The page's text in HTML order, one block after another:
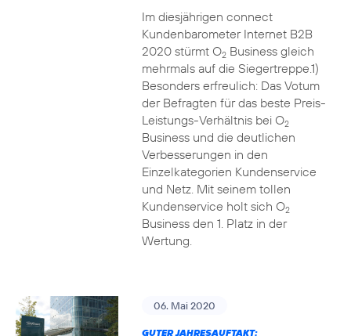
Im diesjährigen connect
Kundenbarometer Internet B2B
2020 stürmt O2Business gleich
mehrmals auf die Siegertreppe.1)
Besonders erfreulich: Das Votum
der Befragten für das beste Preis-
Leistungs-Verhältnis bei O2
Business und die deutlichen
Verbesserungen in den
Einzelkategorien Kundenservice
und Netz. Mit seinem tollen
Kundenservice holt sich O2
Business den 1. Platz in der
Wertung.
06. Mai 2020
GUTER JAHRESAUFTAKT: